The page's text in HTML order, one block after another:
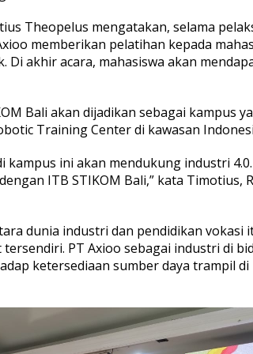
Theopelus mengatakan, selama
memberikan pelatihan kepada
akhir acara, mahasiswa akan
Bali akan dijadikan sebagai kampus
Training Center di kawasan
kampus ini akan mendukung industri
ITB STIKOM Bali,” kata Timotius,
dunia industri dan pendidikan vokasi
PT Axioo sebagai industri di
ketersediaan sumber daya trampil di
Village Grand
Dibuka di KEK